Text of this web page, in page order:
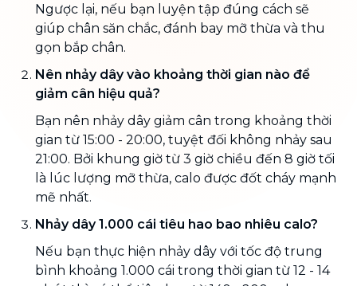
Ngược lại, nếu bạn luyện tập đúng cách sẽ
giúp chân săn chắc, đánh bay mỡ thừa và thu
gọn bắp chân.
Nên nhảy dây vào khoảng thời gian nào để
giảm cân hiệu quả?
Bạn nên nhảy dây giảm cân trong khoảng thời
gian từ 15:00 - 20:00, tuyệt đối không nhảy sau
21:00. Bởi khung giờ từ 3 giờ chiều đến 8 giờ tối
là lúc lượng mỡ thừa, calo được đốt cháy mạnh
mẽ nhất.
Nhảy dây 1.000 cái tiêu hao bao nhiêu calo?
Nếu bạn thực hiện nhảy dây với tốc độ trung
bình khoảng 1.000 cái trong thời gian từ 12 - 14